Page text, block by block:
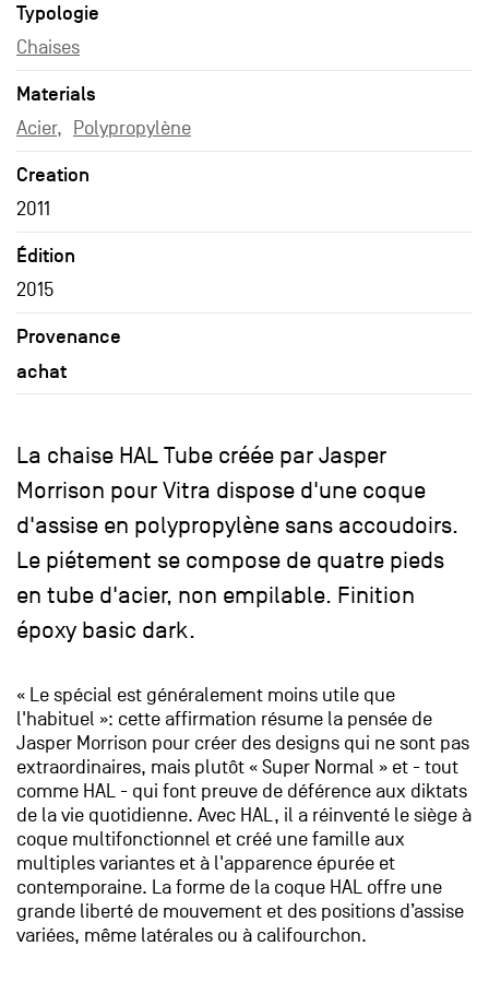
Typologie
Chaises
Materials
Acier Polypropylène
Creation
2011
Édition
2015
Provenance
achat
La chaise HAL Tube créée par Jasper
Morrison pour Vitra dispose d'une coque
d'assise en polypropylène sans accoudoirs.
Le piétement se compose de quatre pieds
en tube d'acier, non empilable. Finition
époxy basic dark.
« Le spécial est généralement moins utile que
l'habituel »: cette affirmation résume la pensée de
Jasper Morrison pour créer des designs qui ne sont pas
extraordinaires, mais plutôt « Super Normal » et - tout
comme HAL - qui font preuve de déférence aux diktats
de la vie quotidienne. Avec HAL, il a réinventé le siège à
coque multifonctionnel et créé une famille aux
multiples variantes et à l'apparence épurée et
contemporaine. La forme de la coque HAL offre une
grande liberté de mouvement et des positions d’assise
variées, même latérales ou à califourchon.